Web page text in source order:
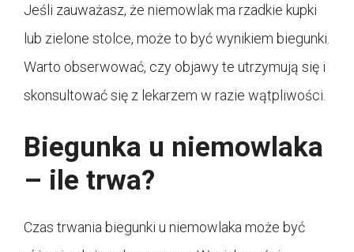
Jeśli zauważasz, że niemowlak ma rzadkie kupki
lub zielone stolce, może to być wynikiem biegunki.
Warto obserwować, czy objawy te utrzymują się i
skonsultować się z lekarzem w razie wątpliwości.
Biegunka u niemowlaka
– ile trwa?
Czas trwania biegunki u niemowlaka może być